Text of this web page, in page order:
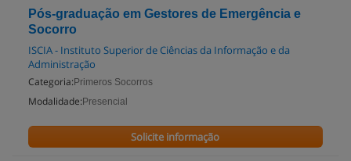
Pós-graduação em Gestores de Emergência e
Socorro
ISCIA - Instituto Superior de Ciências da Informação e da
Administração
Categoria: Primeros Socorros
Modalidade: Presencial
Solicite informação